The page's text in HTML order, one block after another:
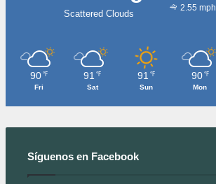
Scattered Clouds
2.55 mph
90 ℉
Fri
91 ℉
Sat
91 ℉
Sun
90 ℉
Mon
Síguenos en Facebook